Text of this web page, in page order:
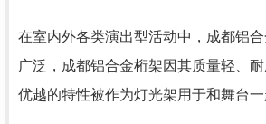
在室内外各类演出型活动中，成都铝
广泛，成都铝合金桁架因其质量轻、
优越的特性被作为灯光架用于和舞台一